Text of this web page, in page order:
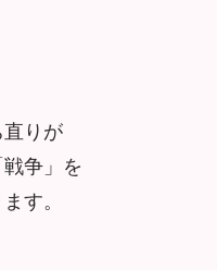
りが
争」を
す。